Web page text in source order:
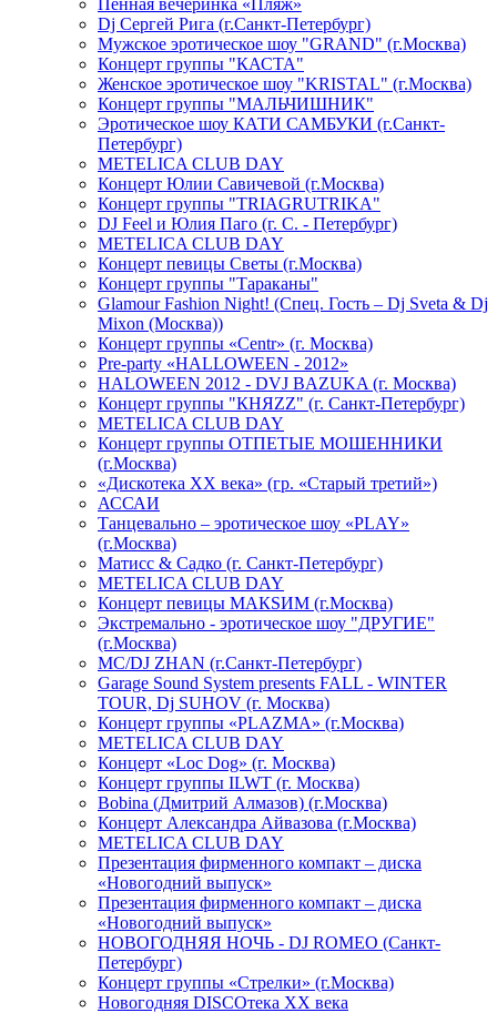
Пенная вечеринка «Пляж»
Dj Сергей Рига (г.Санкт-Петербург)
Мужское эротическое шоу "GRAND" (г.Москва)
Концерт группы "КАСТА"
Женское эротическое шоу "KRISTAL" (г.Москва)
Концерт группы "МАЛЬЧИШНИК"
Эротическое шоу КАТИ САМБУКИ (г.Санкт-
Петербург)
METELICA CLUB DAY
Концерт Юлии Савичевой (г.Москва)
Концерт группы "TRIAGRUTRIKA"
DJ Feel и Юлия Паго (г. С. - Петербург)
METELICA CLUB DAY
Концерт певицы Светы (г.Москва)
Концерт группы "Тараканы"
Glamour Fashion Night! (Спец. Гость – Dj Sveta & Dj
Mixon (Москва))
Концерт группы «Centr» (г. Москва)
Pre-party «HALLOWEEN - 2012»
HALOWEEN 2012 - DVJ BAZUKA (г. Москва)
Концерт группы "КНЯZZ" (г. Санкт-Петербург)
METELICA CLUB DAY
Концерт группы ОТПЕТЫЕ МОШЕННИКИ
(г.Москва)
«Дискотека ХХ века» (гр. «Старый третий»)
АССАИ
Танцевально – эротическое шоу «PLAY»
(г.Москва)
Матисс & Садко (г. Санкт-Петербург)
METELICA CLUB DAY
Концерт певицы МАКSИМ (г.Москва)
Экстремально - эротическое шоу "ДРУГИЕ"
(г.Москва)
МС/DJ ZHAN (г.Санкт-Петербург)
Garage Sound System presents FALL - WINTER
TOUR, Dj SUHOV (г. Москва)
Концерт группы «PLAZMA» (г.Москва)
METELICA CLUB DAY
Концерт «Loc Dog» (г. Москва)
Концерт группы ILWT (г. Москва)
Bobina (Дмитрий Алмазов) (г.Москва)
Концерт Александра Айвазова (г.Москва)
METELICA CLUB DAY
Презентация фирменного компакт – диска
«Новогодний выпуск»
Презентация фирменного компакт – диска
«Новогодний выпуск»
НОВОГОДНЯЯ НОЧЬ - DJ ROMEO (Санкт-
Петербург)
Концерт группы «Стрелки» (г.Москва)
Новогодняя DISCOтека ХХ века